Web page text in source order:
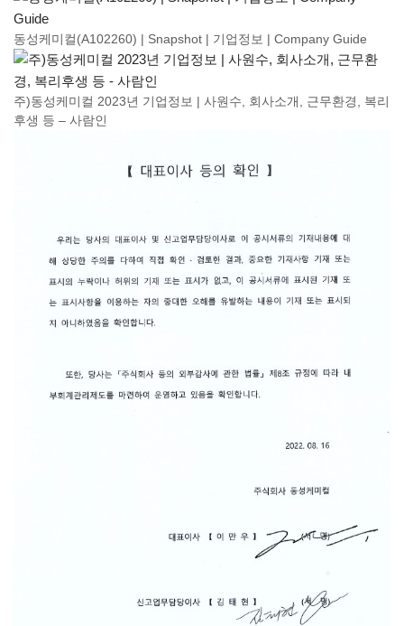
동성케미컬(A102260) | Snapshot | 기업정보 | Company Guide
주)동성케미컬 2023년 기업정보 | 사원수, 회사소개, 근무환경, 복리
후생 등 – 사람인